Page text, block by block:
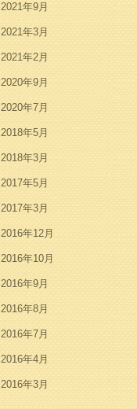
2021年9月
2021年3月
2021年2月
2020年9月
2020年7月
2018年5月
2018年3月
2017年5月
2017年3月
2016年12月
2016年10月
2016年9月
2016年8月
2016年7月
2016年4月
2016年3月